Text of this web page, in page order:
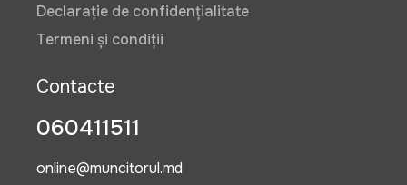
Declarație de confidențialitate
Termeni și condiții
Contacte
060411511
online@muncitorul.md